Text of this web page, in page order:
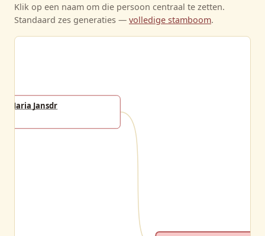
Klik op een naam om die persoon centraal te zetten.
Standaard zes generaties — volledige stamboom.
Maria Jansdr